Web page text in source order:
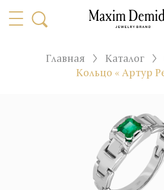
Главная Каталог
Кольцо « Артур